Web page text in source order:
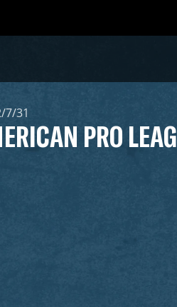
7/31
PRO